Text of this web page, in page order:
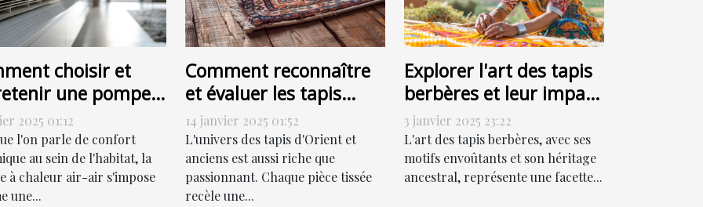
choisir et
une pompe à
air-air
2025 01:12
l'on parle de confort
au sein de l'habitat, la
à chaleur air-air s'impose
une...
Comment reconnaître
et évaluer les tapis
d'Orient et anciens
pour la vente
14 janvier 2025 01:52
L'univers des tapis d'Orient et
anciens est aussi riche que
passionnant. Chaque pièce tissée
recèle une...
Explorer l'art des tapis
berbères et leur impact
culturel
3 janvier 2025 23:22
L'art des tapis berbères, avec ses
motifs envoûtants et son héritage
ancestral, représente une facette...